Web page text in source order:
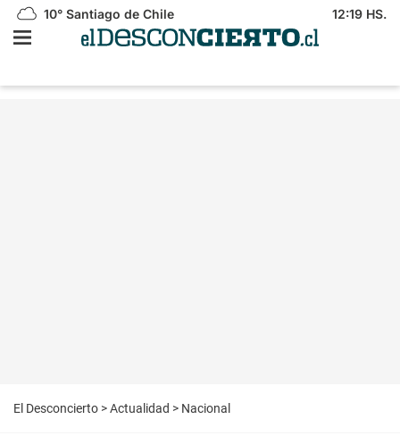
10° Santiago de Chile 12:19 HS.
El Desconcierto >Actualidad > Nacional